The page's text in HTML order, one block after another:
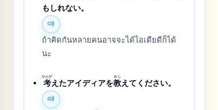
もしれない。
ถ้าคิดกันหลายคนอาจจะได้ไอเดียดีก็ได้
นะ
考
かんが
えたアイディアを教
おし
えてください。